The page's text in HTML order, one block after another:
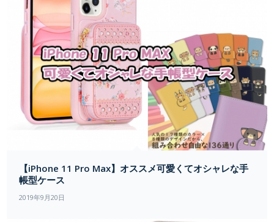
【iPhone 11 Pro Max】オススメ可愛くてオシャレな手
帳型ケース
2019年9月20日